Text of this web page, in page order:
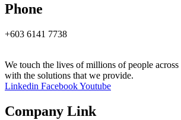
Phone
+603 6141 7738
We touch the lives of millions of people
with the solutions that we provide.
Linkedin FacebookYoutube
Company Link